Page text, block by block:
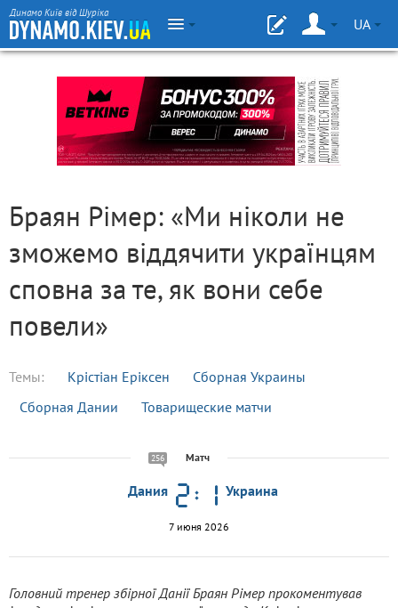
Динамо Київ від Шуріка
UA
Браян Рімер: «Ми ніколи не
зможемо віддячити українцям
сповна за те, як вони себе
повели»
Темы: Крістіан Еріксен
Сборная Украины
Сборная Дании
Товарищеские матчи
256 Матч
Дания Украина
7 июня 2026
Головний тренер збірної Данії Браян Рімер прокоментував